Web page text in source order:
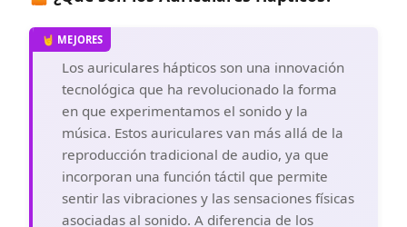
Los auriculares hápticos son una innovación
tecnológica que ha revolucionado la forma
en que experimentamos el sonido y la
música. Estos auriculares van más allá de la
reproducción tradicional de audio, ya que
incorporan una función táctil que permite
sentir las vibraciones y las sensaciones físicas
asociadas al sonido. A diferencia de los